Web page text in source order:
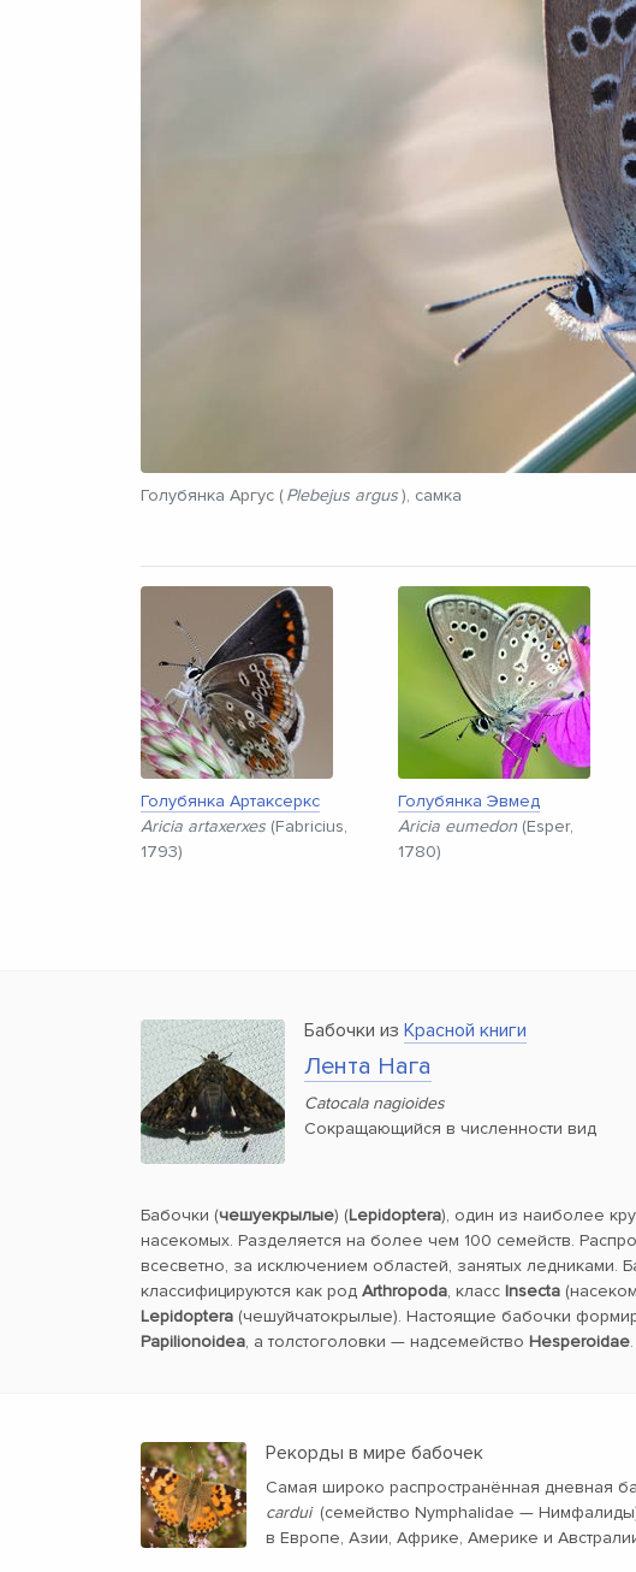
Голубянка Аргус (Plebejus argus ), самка
Голубянка Артаксеркс
Aricia artaxerxes (Fabricius,
1793)
Голубянка Эвмед
Aricia eumedon(Esper,
1780)
Бабочки из Красной книги
Лента Нага
Catocala nagioides
Сокращающийся в численности вид
Бабочки (чешуекрылые) (Lepidoptera), один из наиболее
насекомых. Разделяется на более чем 100 семейств.
всесветно, за исключением областей, занятых ледниками.
классифицируются как род Arthropoda, класс Insecta
Lepidoptera (чешуйчатокрылые). Настоящие бабочки
Papilionoidea, а толстоголовки — надсемейство Hesperoidae.
Рекорды в мире бабочек
Самая широко распространённая дневная
cardui (семейство Nymphalidae —
в Европе, Азии, Африке, Америке и